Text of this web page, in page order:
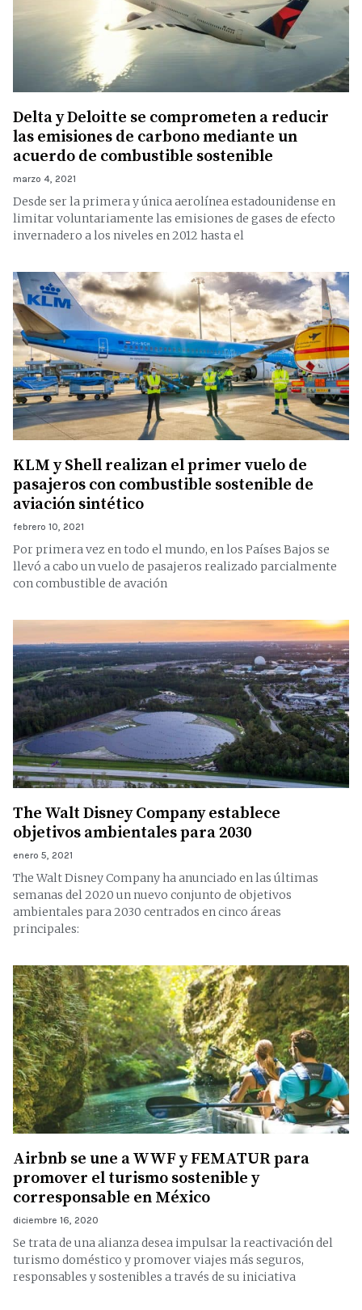
Delta y Deloitte se comprometen a reducir
las emisiones de carbono mediante un
acuerdo de combustible sostenible
marzo 4, 2021
Desde ser la primera y única aerolínea estadounidense en
limitar voluntariamente las emisiones de gases de efecto
invernadero a los niveles en 2012 hasta el
KLM y Shell realizan el primer vuelo de
pasajeros con combustible sostenible de
aviación sintético
febrero 10, 2021
Por primera vez en todo el mundo, en los Países Bajos se
llevó a cabo un vuelo de pasajeros realizado parcialmente
con combustible de avación
The Walt Disney Company establece
objetivos ambientales para 2030
enero 5, 2021
The Walt Disney Company ha anunciado en las últimas
semanas del 2020 un nuevo conjunto de objetivos
ambientales para 2030 centrados en cinco áreas
principales:
Airbnb se une a WWF y FEMATUR para
promover el turismo sostenible y
corresponsable en México
diciembre 16, 2020
Se trata de una alianza desea impulsar la reactivación del
turismo doméstico y promover viajes más seguros,
responsables y sostenibles a través de su iniciativa